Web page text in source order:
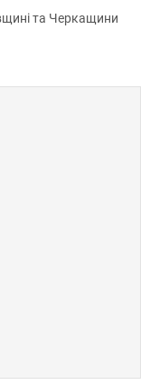
та Черкащини